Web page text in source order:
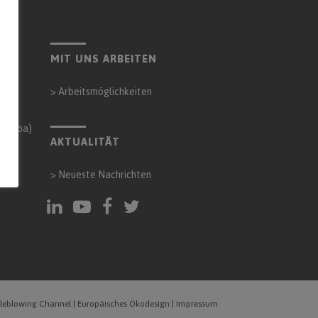
MIT UNS ARBEITEN
> Arbeitsmöglichkeiten
AKTUALITÄT
> Neueste Nachrichten
Channel Europäisches Ökodesign Impressum